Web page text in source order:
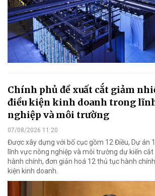
Chính phủ đề xuất cắt giảm
điều kiện kinh doanh trong
nghiệp và môi trường
07/08/2026 11:20
Được xây dựng với bố cục gồm 12 Điều, Dự án
lĩnh vực nông nghiệp và môi trường dự kiến
hành chính, đơn giản hoá 12 thủ tục hành
kiện kinh doanh.